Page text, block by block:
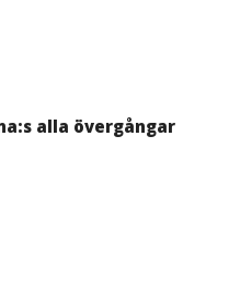
alla övergångar